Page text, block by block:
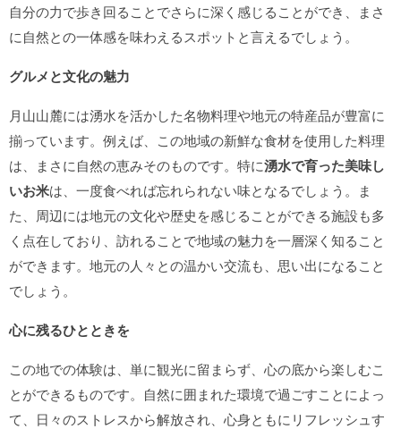
自分の力で歩き回ることでさらに深く感じることができ、まさ
に自然との一体感を味わえるスポットと言えるでしょう。
グルメと文化の魅力
月山山麓には湧水を活かした名物料理や地元の特産品が豊富に
揃っています。例えば、この地域の新鮮な食材を使用した料理
は、まさに自然の恵みそのものです。特に湧水で育った美味し
いお米は、一度食べれば忘れられない味となるでしょう。ま
た、周辺には地元の文化や歴史を感じることができる施設も多
く点在しており、訪れることで地域の魅力を一層深く知ること
ができます。地元の人々との温かい交流も、思い出になること
でしょう。
心に残るひとときを
この地での体験は、単に観光に留まらず、心の底から楽しむこ
とができるものです。自然に囲まれた環境で過ごすことによっ
て、日々のストレスから解放され、心身ともにリフレッシュす